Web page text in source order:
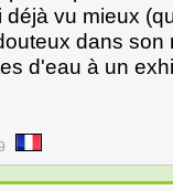
vu mieux
dans
d'eau à un